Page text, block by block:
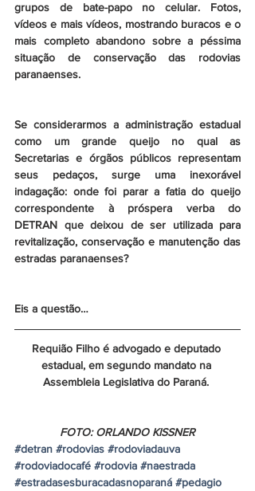
grupos de bate-papo no celular. Fotos,
vídeos e mais vídeos, mostrando buracos e o
mais completo abandono sobre a péssima
situação de conservação das rodovias
paranaenses.
Se considerarmos a administração estadual
como um grande queijo no qual as
Secretarias e órgãos públicos representam
seus pedaços, surge uma inexorável
indagação: onde foi parar a fatia do queijo
correspondente à próspera verba do
DETRAN que deixou de ser utilizada para
revitalização, conservação e manutenção das
estradas paranaenses?
Eis a questão…
Requião Filho é advogado e deputado
estadual, em segundo mandato na
Assembleia Legislativa do Paraná.
FOTO: ORLANDO KISSNER
#detran #rodovias #rodoviadauva
#rodoviadocafé #rodovia #naestrada
#estradasesburacadasnoparaná #pedagio